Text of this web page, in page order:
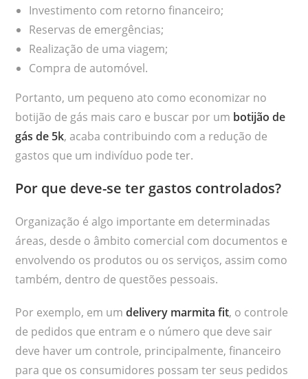
Investimento com retorno financeiro;
Reservas de emergências;
Realização de uma viagem;
Compra de automóvel.
Portanto, um pequeno ato como economizar no
botijão de gás mais caro e buscar por um botijão de
gás de 5k, acaba contribuindo com a redução de
gastos que um indivíduo pode ter.
Por que deve-se ter gastos controlados?
Organização é algo importante em determinadas
áreas, desde o âmbito comercial com documentos e
envolvendo os produtos ou os serviços, assim como
também, dentro de questões pessoais.
Por exemplo, em umdelivery marmita fit, o controle
de pedidos que entram e o número que deve sair
deve haver um controle, principalmente, financeiro
para que os consumidores possam ter seus pedidos